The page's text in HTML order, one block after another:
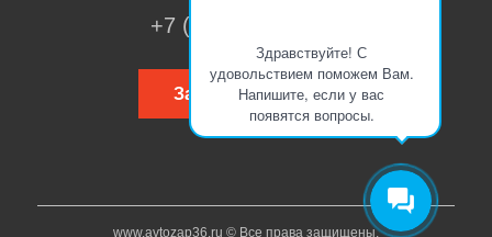
Здравствуйте! С
удовольствием поможем Вам.
Напишите, если у вас
появятся вопросы.
+7 (473) 200-70-00
Заказать звонок
www.avtozap36.ru © Все права защищены.